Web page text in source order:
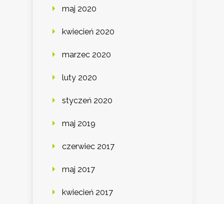
maj 2020
kwiecień 2020
marzec 2020
luty 2020
styczeń 2020
maj 2019
czerwiec 2017
maj 2017
kwiecień 2017